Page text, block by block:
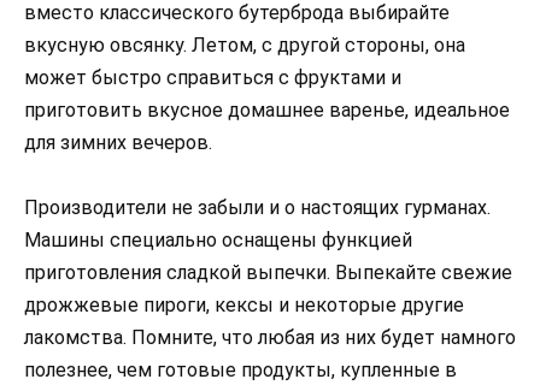
вместо классического бутерброда выбирайте
вкусную овсянку. Летом, с другой стороны, она
может быстро справиться с фруктами и
приготовить вкусное домашнее варенье, идеальное
для зимних вечеров.
Производители не забыли и о настоящих гурманах.
Машины специально оснащены функцией
приготовления сладкой выпечки. Выпекайте свежие
дрожжевые пироги, кексы и некоторые другие
лакомства. Помните, что любая из них будет намного
полезнее, чем готовые продукты, купленные в